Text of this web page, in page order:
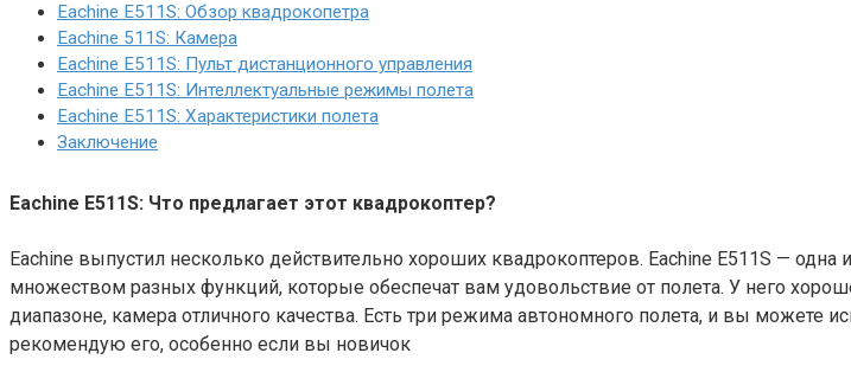
Eachine E511S: Обзор квадрокопетра
Eachine 511S: Камера
Eachine E511S: Пульт дистанционного управления
Eachine E511S: Интеллектуальные режимы полета
Eachine E511S: Характеристики полета
Заключение
Eachine E511S: Что предлагает этот квадрокоптер?
Eachine выпустил несколько действительно хороших квадрокоптеров. Eachine E511S —
множеством разных функций, которые обеспечат вам удовольствие от полета. У него
диапазоне, камера отличного качества. Есть три режима автономного полета, и вы можете
рекомендую его, особенно если вы новичок